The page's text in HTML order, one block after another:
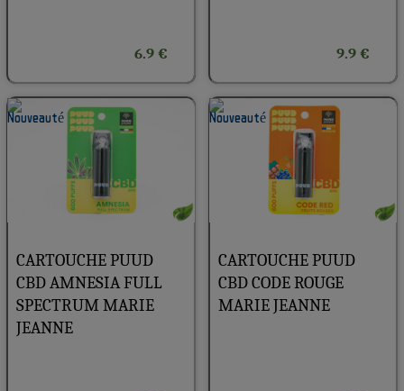
6.9 € 9.9 €
CARTOUCHE PUUD
CBD AMNESIA FULL
SPECTRUM MARIE
JEANNE
CARTOUCHE PUUD
CBD CODE ROUGE
MARIE JEANNE